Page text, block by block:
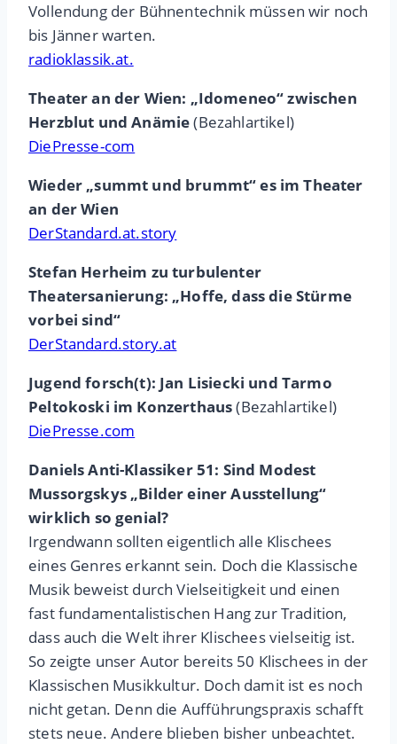
Vollendung der Bühnentechnik müssen wir noch
bis Jänner warten.
radioklassik.at.
Theater an der Wien: „Idomeneo“ zwischen
Herzblut und Anämie(Bezahlartikel)
DiePresse-com
Wieder „summt und brummt“ es im Theater
an der Wien
DerStandard.at.story
Stefan Herheim zu turbulenter
Theatersanierung: „Hoffe, dass die Stürme
vorbei sind“
DerStandard.story.at
Jugend forsch(t): Jan Lisiecki und Tarmo
Peltokoski im Konzerthaus(Bezahlartikel)
DiePresse.com
Daniels Anti-Klassiker 51: Sind Modest
Mussorgskys „Bilder einer Ausstellung“
wirklich so genial?
Irgendwann sollten eigentlich alle Klischees
eines Genres erkannt sein. Doch die Klassische
Musik beweist durch Vielseitigkeit und einen
fast fundamentalistischen Hang zur Tradition,
dass auch die Welt ihrer Klischees vielseitig ist.
So zeigte unser Autor bereits 50 Klischees in der
Klassischen Musikkultur. Doch damit ist es noch
nicht getan. Denn die Aufführungspraxis schafft
stets neue. Andere blieben bisher unbeachtet.